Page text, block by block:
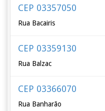
CEP 03357050
Rua Bacairis
CEP 03359130
Rua Balzac
CEP 03366070
Rua Banharão